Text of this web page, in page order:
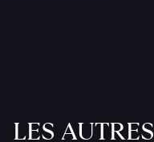
LES AUTRES